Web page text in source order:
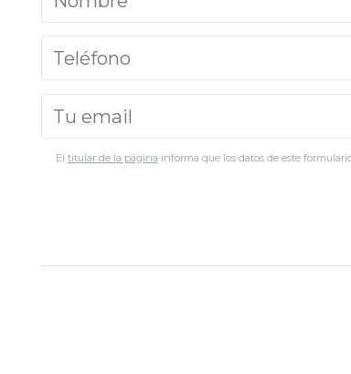
El titular de la página informa que los datos de este